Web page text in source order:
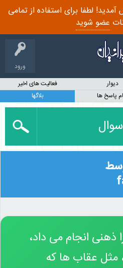
لطفا برای استفاده از تمامی
عضو شوید
ورود
دیوار
فعالیت های اخیر
پاسخ ها بلاگها
ذهنی انجام می داد،
عقاب ها که